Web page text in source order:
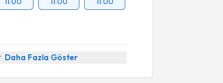
Daha Fazla Göster